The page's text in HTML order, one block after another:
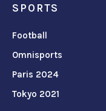
SPORTS
Football
Omnisports
Paris 2024
Tokyo 2021